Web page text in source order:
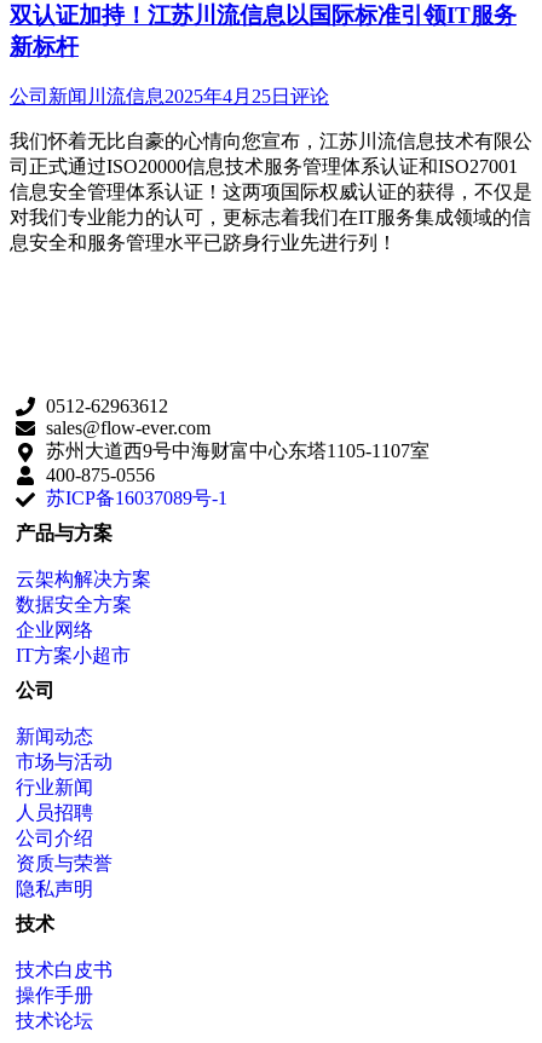
双认证加持！江苏川流信息以国际标准引领IT服务
新标杆
公司新闻 川流信息2025年4月25日 评论
我们怀着无比自豪的心情向您宣布，江苏川流信息技术有限公
司正式通过ISO20000信息技术服务管理体系认证和ISO27001
信息安全管理体系认证！这两项国际权威认证的获得，不仅是
对我们专业能力的认可，更标志着我们在IT服务集成领域的信
息安全和服务管理水平已跻身行业先进行列！
0512-62963612
sales@flow-ever.com
苏州大道西9号中海财富中心东塔1105-1107室
400-875-0556
苏ICP备16037089号-1
产品与方案
云架构解决方案
数据安全方案
企业网络
IT方案小超市
公司
新闻动态
市场与活动
行业新闻
人员招聘
公司介绍
资质与荣誉
隐私声明
技术
技术白皮书
操作手册
技术论坛